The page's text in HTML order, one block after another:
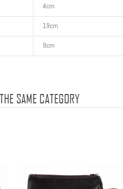
4cm
19cm
9cm
SAME CATEGORY